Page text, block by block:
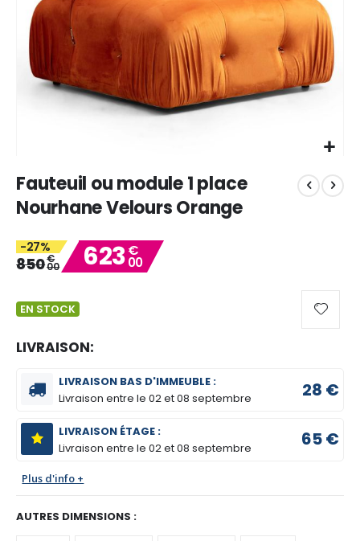
to
the
beginning
the
images
Fauteuil ou module 1 place
Nourhane Velours Orange
-27%
850€
00 623€
00
EN STOCK
LIVRAISON:
LIVRAISON BAS D'IMMEUBLE :
Livraison entre le02 et 08 septembre 28 €
LIVRAISON ÉTAGE :
Livraison entre le02 et 08 septembre 65 €
Plus d'info +
AUTRES DIMENSIONS :